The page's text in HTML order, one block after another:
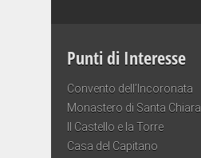
Punti di Interesse
Convento dell’Incoronata
Monastero di Santa Chiara
Il Castello e la Torre
Casa del Capitano